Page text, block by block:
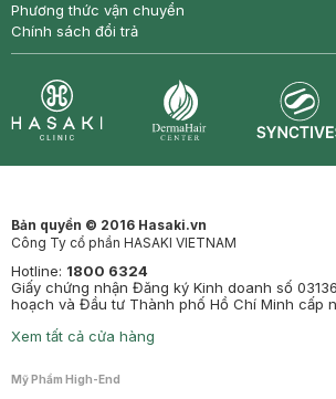
Phương thức vận chuyển
Chính sách đổi trả
Bản quyền © 2016 Hasaki.vn
Công Ty cổ phần HASAKI VIETNAM
Hotline: 1800 6324
Giấy chứng nhận Đăng ký Kinh doanh số
hoạch và Đầu tư Thành phố Hồ Chí Minh cấp
Xem tất cả cửa hàng
Mỹ Phẩm High-End